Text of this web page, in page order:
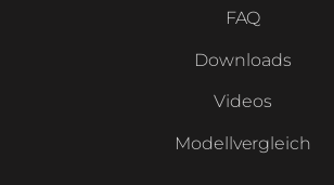
FAQ
Downloads
Videos
Modellvergleich